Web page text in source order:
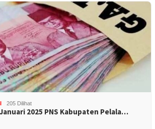
205 Dilihat
2025 PNS Kabupaten Pelala…